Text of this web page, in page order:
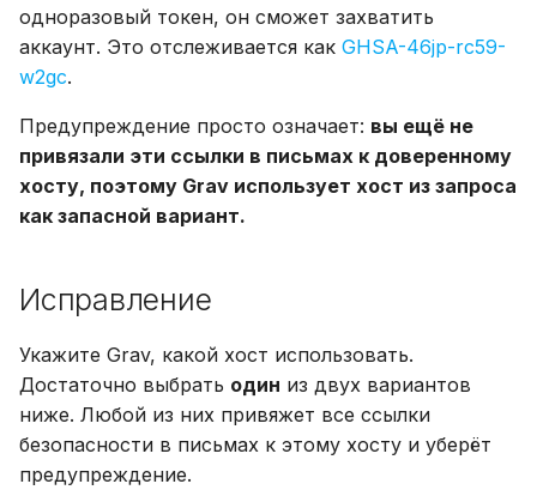
одноразовый токен, он сможет захватить
аккаунт. Это отслеживается как GHSA-46jp-rc59-
w2gc.
Предупреждение просто означает: вы ещё не
привязали эти ссылки в письмах к доверенному
хосту, поэтому Grav использует хост из запроса
как запасной вариант.
Исправление
Укажите Grav, какой хост использовать.
Достаточно выбрать один из двух вариантов
ниже. Любой из них привяжет все ссылки
безопасности в письмах к этому хосту и уберёт
предупреждение.